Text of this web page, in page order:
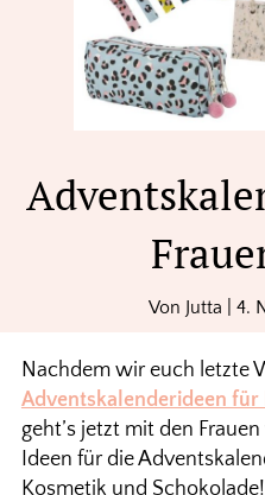
Von Jutta 4.
Nachdem wir euch letzte
Adventskalenderideen für
geht’s jetzt mit den
Ideen für die
Kosmetik und Schokolade!